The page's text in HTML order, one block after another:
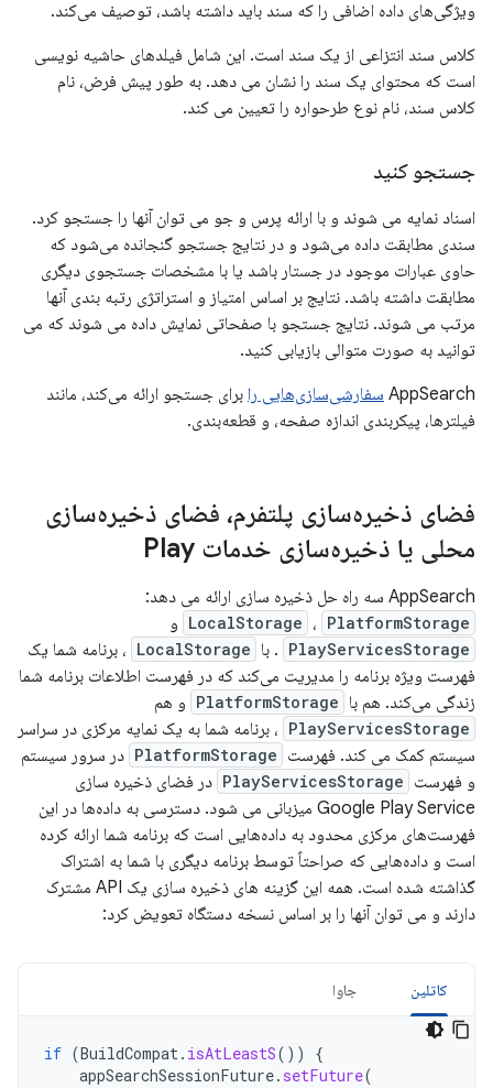
ویژگی‌های داده اضافی را که سند باید داشته باشد، توصیف می‌کند.
کلاس سند انتزاعی از یک سند است. این شامل فیلدهای حاشیه نویسی
است که محتوای یک سند را نشان می دهد. به طور پیش فرض، نام
کلاس سند، نام نوع طرحواره را تعیین می کند.
جستجو کنید
اسناد نمایه می شوند و با ارائه پرس و جو می توان آنها را جستجو کرد.
سندی مطابقت داده می‌شود و در نتایج جستجو گنجانده می‌شود که
حاوی عبارات موجود در جستار باشد یا با مشخصات جستجوی دیگری
مطابقت داشته باشد. نتایج بر اساس امتیاز و استراتژی رتبه بندی آنها
مرتب می شوند. نتایج جستجو با صفحاتی نمایش داده می شوند که می
توانید به صورت متوالی بازیابی کنید.
AppSearch سفارشی‌سازی‌هایی را برای جستجو ارائه می‌کند، مانند
فیلترها، پیکربندی اندازه صفحه، و قطعه‌بندی.
فضای ذخیره‌سازی پلتفرم، فضای ذخیره‌سازی
محلی یا ذخیره‌سازی خدمات Play
AppSearch سه راه حل ذخیره سازی ارائه می دهد:
LocalStorage ، PlatformStorage و
PlayServicesStorage . با LocalStorage ، برنامه شما یک
فهرست ویژه برنامه را مدیریت می‌کند که در فهرست اطلاعات برنامه شما
زندگی می‌کند. هم با PlatformStorage و هم
PlayServicesStorage ، برنامه شما به یک نمایه مرکزی در سراسر
سیستم کمک می کند. فهرست PlatformStorage در سرور سیستم
و فهرست PlayServicesStorage در فضای ذخیره سازی
Google Play Service میزبانی می شود. دسترسی به داده‌ها در این
فهرست‌های مرکزی محدود به داده‌هایی است که برنامه شما ارائه کرده
است و داده‌هایی که صراحتاً توسط برنامه دیگری با شما به اشتراک
گذاشته شده است. همه این گزینه های ذخیره سازی یک API مشترک
دارند و می توان آنها را بر اساس نسخه دستگاه تعویض کرد:
کاتلین جاوا
if (BuildCompat. isAtLeastS())
{
appSearchSessionFuture. setFuture(